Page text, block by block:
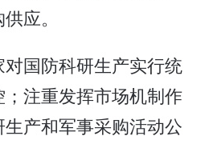
应。
国防科研生产实行统
注重发挥市场机制作
产和军事采购活动公